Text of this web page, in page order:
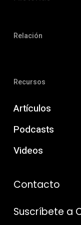
Relación
Recursos
Artículos
Podcasts
Videos
Contacto
Suscríbete a